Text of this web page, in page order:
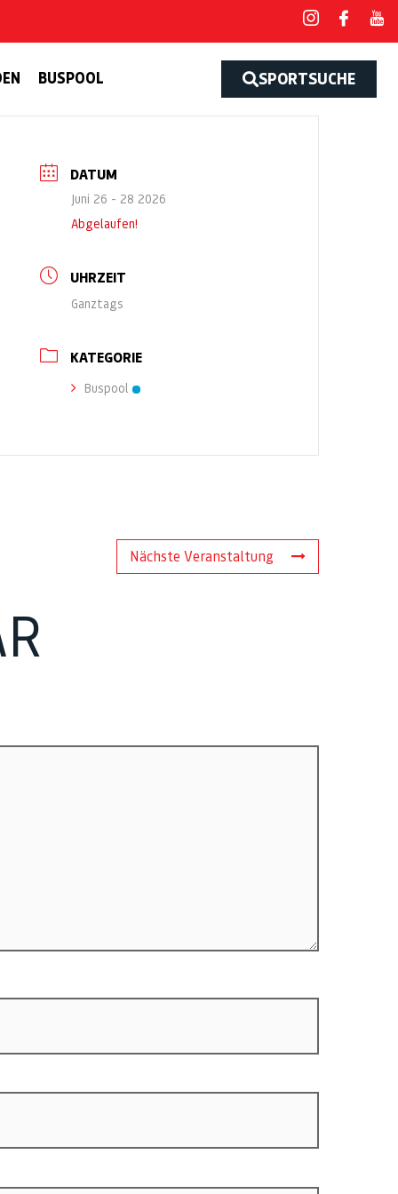
BUSPOOL SPORTSUCHE
DATUM
Juni 26 - 28 2026
Abgelaufen!
UHRZEIT
Ganztags
KATEGORIE
Buspool
Nächste Veranstaltung